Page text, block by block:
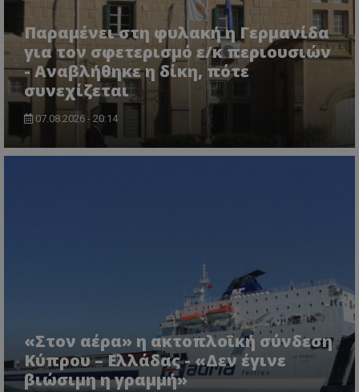
Παραμένει στη φυλακή η Γερμανίδα
για τον σφετερισμό ε/κ περιουσιών
- Αναβλήθηκε η δίκη, πότε
συνεχίζεται
07.08.2026 - 20:14
«Στον αέρα» η ακτοπλοϊκή σύνδεση
Κύπρου – Ελλάδας - «Δεν έγινε
βιώσιμη η γραμμή»